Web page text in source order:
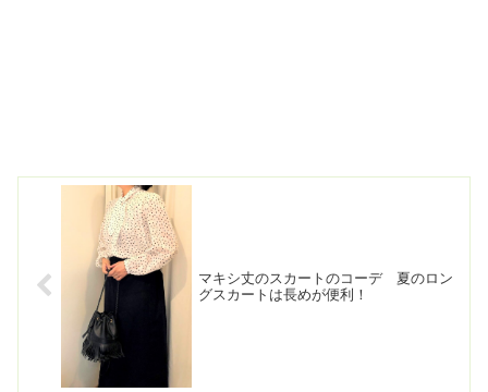
マキシ丈のスカートのコーデ 夏のロン
グスカートは長めが便利！